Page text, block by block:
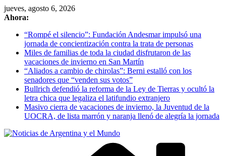
Skip
to
jueves, agosto 6, 2026
Ahora:
“Rompé el silencio”: Fundación Andesmar impulsó una
jornada de concientización contra la trata de personas
Miles de familias de toda la ciudad disfrutaron de las
vacaciones de invierno en San Martín
“Aliados a cambio de chirolas”: Berni estalló con los
senadores que “venden sus votos”
Bullrich defendió la reforma de la Ley de Tierras y ocultó la
letra chica que legaliza el latifundio extranjero
Masivo cierra de vacaciones de invierno, la Juventud de la
UOCRA, de lista marrón y naranja llenó de alegría la jornada